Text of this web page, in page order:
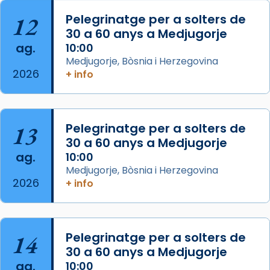
Josep Omella, ha presidit la missa i l’ha
concelebrat el bisbe auxiliar de Barcelona,
Mons. David Abadías.
📸 Dr. G. Simón
Photo
View on Facebook · Share
Arquebisbat de Barcelona
2 weeks ago
Memòria de les santes Juliana i
Semproniana, verges i màrtirs.
Semproniana (“relatiu a Semprònia =
eterna”) són deixebles seves. I l’any 1667, el
12
ag.
2026
Pelegrinatge per a solters de
30 a 60 anys a Medjugorje
10:00
Medjugorje, Bòsnia i Herzegovina
+ info
13
ag.
2026
Pelegrinatge per a solters de
30 a 60 anys a Medjugorje
10:00
Medjugorje, Bòsnia i Herzegovina
+ info
14
ag.
Pelegrinatge per a solters de
30 a 60 anys a Medjugorje
10:00